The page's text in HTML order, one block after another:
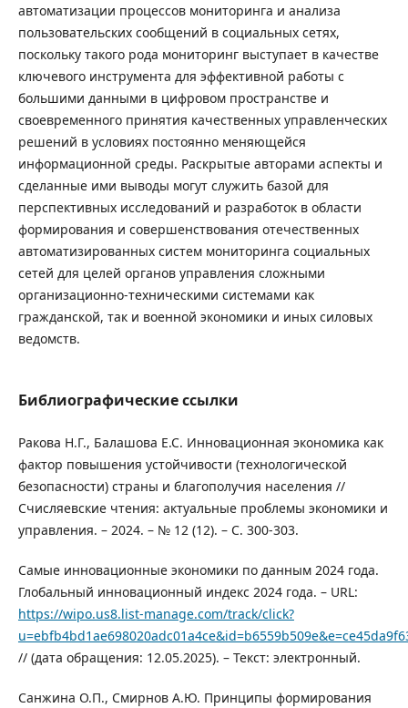
автоматизации процессов мониторинга и анализа
пользовательских сообщений в социальных сетях,
поскольку такого рода мониторинг выступает в качестве
ключевого инструмента для эффективной работы с
большими данными в цифровом пространстве и
своевременного принятия качественных управленческих
решений в условиях постоянно меняющейся
информационной среды. Раскрытые авторами аспекты и
сделанные ими выводы могут служить базой для
перспективных исследований и разработок в области
формирования и совершенствования отечественных
автоматизированных систем мониторинга социальных
сетей для целей органов управления сложными
организационно-техническими системами как
гражданской, так и военной экономики и иных силовых
ведомств.
Библиографические ссылки
Ракова Н.Г., Балашова Е.С. Инновационная экономика как
фактор повышения устойчивости (технологической
безопасности) страны и благополучия населения //
Счисляевские чтения: актуальные проблемы экономики и
управления. – 2024. – № 12 (12). – С. 300-303.
Самые инновационные экономики по данным 2024 года.
Глобальный инновационный индекс 2024 года. – URL:
https://wipo.us8.list-manage.com/track/click?
// (дата обращения: 12.05.2025). – Текст: электронный.
Санжина О.П., Смирнов А.Ю. Принципы формирования